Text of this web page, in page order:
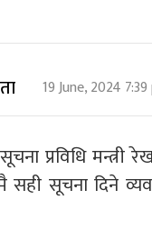
19 June, 2024
प्रविधि
सूचना दिने